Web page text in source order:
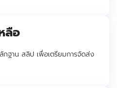
ลือ
กฐาน สลิป เพื่อเตรียมการจัดส่ง